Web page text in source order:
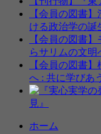
【会員の図書
ける政治学の誕
【会員の図書
らサリムの文明
【会員の図書
へ : 共に学びあ
見』
ホーム